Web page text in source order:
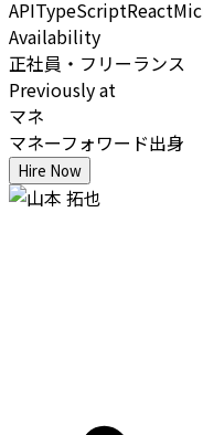
APITypeScriptReact
Availability
正社員・フリーランス
Previously at
マネ
マネーフォワード出身
Hire Now